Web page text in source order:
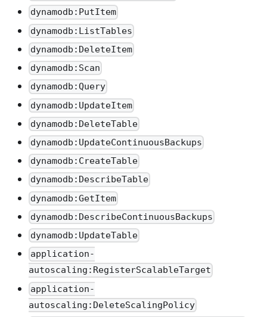
dynamodb:PutItem
dynamodb:ListTables
dynamodb:DeleteItem
dynamodb:Scan
dynamodb:Query
dynamodb:UpdateItem
dynamodb:DeleteTable
dynamodb:UpdateContinuousBackups
dynamodb:CreateTable
dynamodb:DescribeTable
dynamodb:GetItem
dynamodb:DescribeContinuousBackups
dynamodb:UpdateTable
application-
autoscaling:RegisterScalableTarget
application-
autoscaling:DeleteScalingPolicy